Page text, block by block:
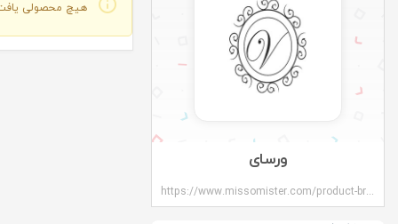
ورسای
https://www.missomister.com/product-brands/versailles/
هیچ محصولی